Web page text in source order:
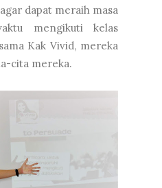
dapat meraih masa
mengikuti kelas
Kak Vivid, mereka
cita mereka.